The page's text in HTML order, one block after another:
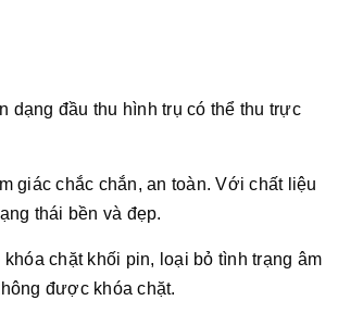
dạng đầu thu hình trụ có thể thu trực
giác chắc chắn, an toàn. Với chất liệu
thái bền và đẹp.
chặt khối pin, loại bỏ tình trạng âm
được khóa chặt.